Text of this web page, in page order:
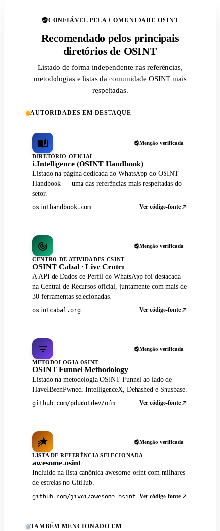
CONFIÁVEL PELA COMUNIDADE OSINT
Recomendado pelos principais
diretórios de OSINT
Listado de forma independente nas referências,
metodologias e listas da comunidade OSINT mais
respeitadas.
AUTORIDADES EM DESTAQUE
Menção verificada
DIRETÓRIO OFICIAL
i-Intelligence (OSINT Handbook)
Listado na página dedicada do WhatsApp do OSINT
Handbook — uma das referências mais respeitadas do
setor.
osinthandbook.com Ver código-fonte
Menção verificada
CENTRO DE ATIVIDADES OSINT
OSINT Cabal · Live Center
A API de Dados de Perfil do WhatsApp foi destacada
na Central de Recursos oficial, juntamente com mais de
30 ferramentas selecionadas.
osintcabal.org Ver código-fonte
Menção verificada
METODOLOGIA OSINT
OSINT Funnel Methodology
Listado na metodologia OSINT Funnel ao lado de
HaveIBeenPwned, IntelligenceX, Dehashed e Snusbase.
github.com/pdudotdev/ofm Ver código-fonte
Menção verificada
LISTA DE REFERÊNCIA SELECIONADA
awesome-osint
Incluído na lista canônica awesome-osint com milhares
de estrelas no GitHub.
github.com/jivoi/awesome-osint Ver código-fonte
TAMBÉM MENCIONADO EM